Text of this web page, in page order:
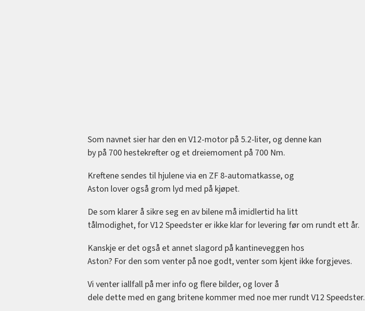
Som navnet sier har den en V12-motor på 5.2-liter, og denne kan
by på 700 hestekrefter og et dreiemoment på 700 Nm.
Kreftene sendes til hjulene via en ZF 8-automatkasse, og
Aston lover også grom lyd med på kjøpet.
De som klarer å sikre seg en av bilene må imidlertid ha litt
tålmodighet, for V12 Speedster er ikke klar for levering før om rundt ett år.
Kanskje er det også et annet slagord på kantineveggen hos
Aston? For den som venter på noe godt, venter som kjent ikke forgjeves.
Vi venter iallfall på mer info og flere bilder, og lover å
dele dette med en gang britene kommer med noe mer rundt V12 Speedster.